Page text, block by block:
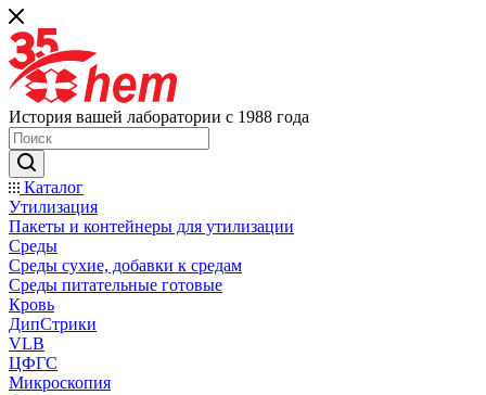
История вашей лаборатории с 1988 года
Каталог
Утилизация
Пакеты и контейнеры для утилизации
Среды
Среды сухие, добавки к средам
Среды питательные готовые
Кровь
ДипСтрики
VLB
ЦФГС
Микроскопия